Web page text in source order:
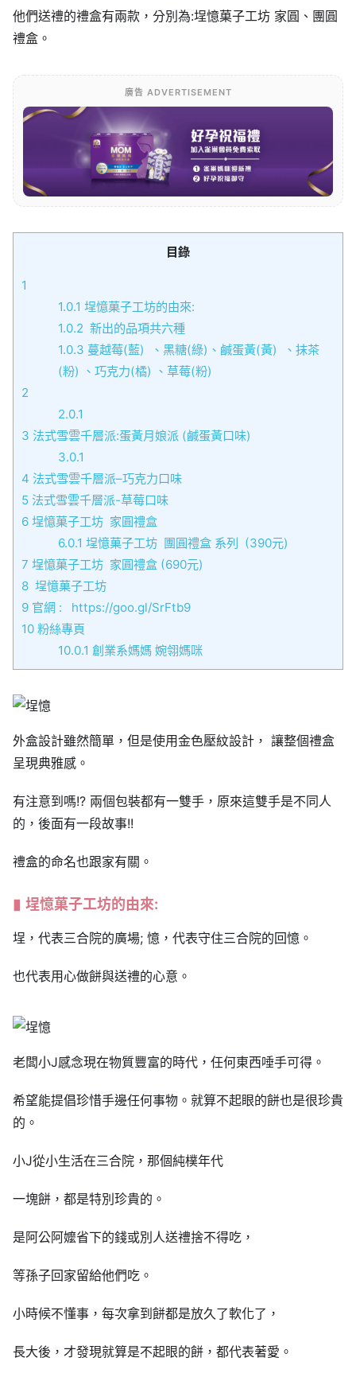
他們送禮的禮盒有兩款，分別為:埕憶菓子工坊 家圓、團圓
禮盒。
廣告 ADVERTISEMENT
目錄
1
1.0.1 埕憶菓子工坊的由來:
1.0.2 新出的品項共六種
1.0.3 蔓越莓(藍) 、黑糖(綠)、鹹蛋黃(黃) 、抹茶
(粉) 、巧克力(橘) 、草莓(粉)
2
2.0.1
3 法式雪雲千層派:蛋黃月娘派 (鹹蛋黃口味)
3.0.1
4 法式雪雲千層派–巧克力口味
5 法式雪雲千層派-草莓口味
6 埕憶菓子工坊 家圓禮盒
6.0.1 埕憶菓子工坊 團圓禮盒 系列 (390元)
7 埕憶菓子工坊 家圓禮盒 (690元)
8 埕憶菓子工坊
9 官網 : https://goo.gl/SrFtb9
10 粉絲專頁
10.0.1 創業系媽媽 婉翎媽咪
外盒設計雖然簡單，但是使用金色壓紋設計， 讓整個禮盒
呈現典雅感。
有注意到嗎!? 兩個包裝都有一雙手，原來這雙手是不同人
的，後面有一段故事!!
禮盒的命名也跟家有關。
埕憶菓子工坊的由來:
埕，代表三合院的廣場; 憶，代表守住三合院的回憶。
也代表用心做餅與送禮的心意。
老闆小J感念現在物質豐富的時代，任何東西唾手可得。
希望能提倡珍惜手邊任何事物。就算不起眼的餅也是很珍貴
的。
小J從小生活在三合院，那個純樸年代
一塊餅，都是特別珍貴的。
是阿公阿嬤省下的錢或別人送禮捨不得吃，
等孫子回家留給他們吃。
小時候不懂事，每次拿到餅都是放久了軟化了，
長大後，才發現就算是不起眼的餅，都代表著愛。